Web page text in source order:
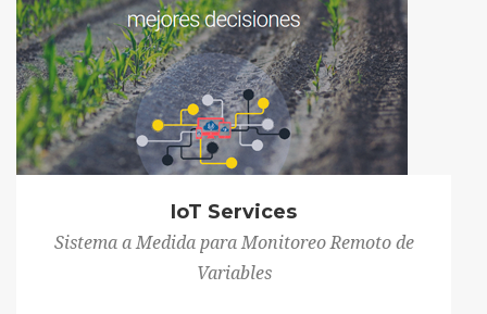
IoT Services
Sistema a Medida para Monitoreo Remoto de
Variables